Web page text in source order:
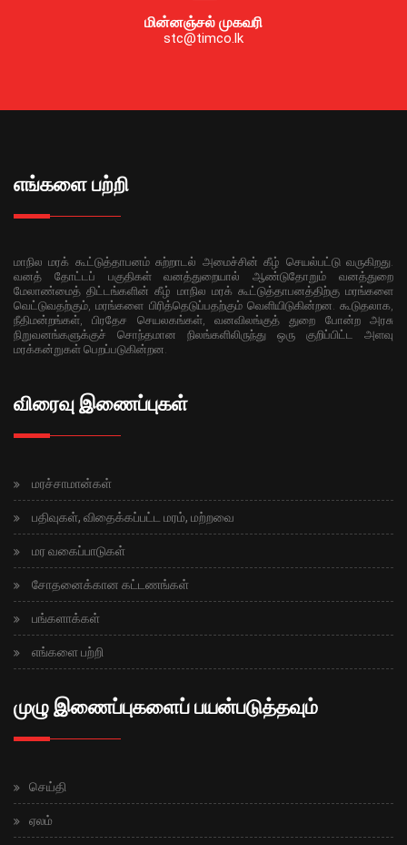
மின்னஞ்சல் முகவரி
stc@timco.lk
எங்களை பற்றி
மாநில மரக் கூட்டுத்தாபனம் சுற்றாடல் அமைச்சின் கீழ் செயல்பட்டு வருகிறது.
வனத் தோட்டப் பகுதிகள் வனத்துறையால் ஆண்டுதோறும் வனத்துறை
மேலாண்மைத் திட்டங்களின் கீழ் மாநில மரக் கூட்டுத்தாபனத்திற்கு மரங்களை
வெட்டுவதற்கும், மரங்களை பிரித்தெடுப்பதற்கும் வெளியிடுகின்றன. கூடுதலாக,
நீதிமன்றங்கள், பிரதேச செயலகங்கள், வனவிலங்குத் துறை போன்ற அரசு
நிறுவனங்களுக்குச் சொந்தமான நிலங்களிலிருந்து ஒரு குறிப்பிட்ட அளவு
மரக்கன்றுகள் பெறப்படுகின்றன.
விரைவு இணைப்புகள்
மரச்சாமான்கள்
பதிவுகள், விதைக்கப்பட்ட மரம், மற்றவை
மர வகைப்பாடுகள்
சோதனைக்கான கட்டணங்கள்
பங்களாக்கள்
எங்களை பற்றி
முழு இணைப்புகளைப் பயன்படுத்தவும்
செய்தி
ஏலம்